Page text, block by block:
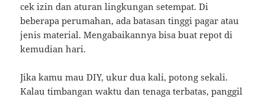
cek izin dan aturan lingkungan setempat. Di
beberapa perumahan, ada batasan tinggi pagar atau
jenis material. Mengabaikannya bisa buat repot di
kemudian hari.
Jika kamu mau DIY, ukur dua kali, potong sekali.
Kalau timbangan waktu dan tenaga terbatas, panggil